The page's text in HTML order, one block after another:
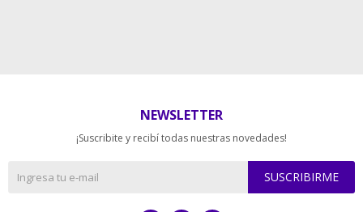
NEWSLETTER
¡Suscribite y recibí todas nuestras novedades!
SUSCRIBIRME